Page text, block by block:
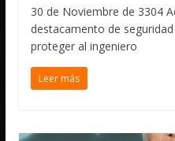
30 de Noviembre de 3304
destacamento de
proteger al ingeniero
Leer más